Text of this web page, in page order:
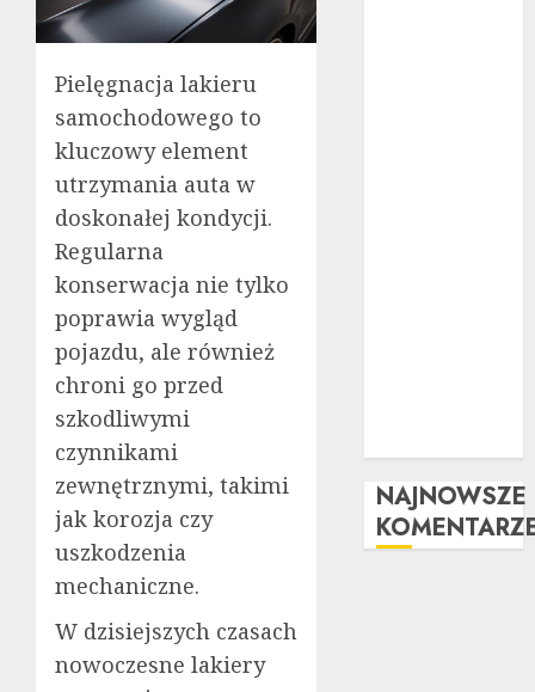
Pielęgnacja lakieru
samochodowego to
kluczowy element
utrzymania auta w
doskonałej kondycji.
Regularna
konserwacja nie tylko
poprawia wygląd
pojazdu, ale również
chroni go przed
szkodliwymi
czynnikami
zewnętrznymi, takimi
jak korozja czy
uszkodzenia
mechaniczne.
W dzisiejszych czasach
nowoczesne lakiery
NAJNOWSZE